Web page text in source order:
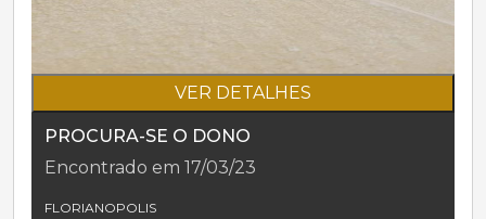
VER DETALHES
PROCURA-SE O DONO
Encontrado em 17/03/23
FLORIANOPOLIS